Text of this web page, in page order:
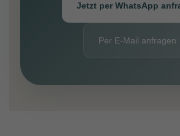
Jetzt per WhatsApp
Per E-Mail anfragen